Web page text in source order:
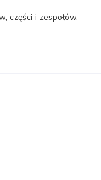
części i zespołów,